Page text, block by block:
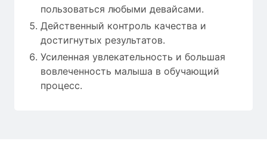
пользоваться любыми девайсами.
Действенный контроль качества и
достигнутых результатов.
Усиленная увлекательность и большая
вовлеченность малыша в обучающий
процесс.